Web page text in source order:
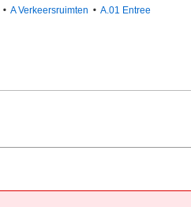
A Verkeersruimten A.01 Entree